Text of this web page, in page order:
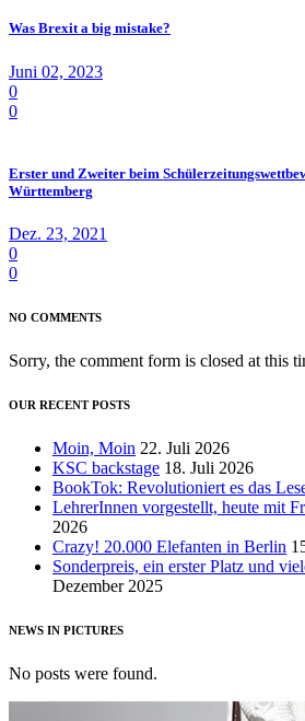
Was Brexit a big mistake?
Juni 02, 2023
0
0
Erster und Zweiter beim
Württemberg
Dez. 23, 2021
0
0
NO COMMENTS
Sorry, the comment form is closed at this
OUR RECENT POSTS
Moin, Moin 22. Juli 2026
KSC backstage 18. Juli 2026
BookTok: Revolutioniert es das
LehrerInnen vorgestellt, heute mit
2026
Crazy! 20.000 Elefanten in Berlin
Sonderpreis, ein erster Platz und
Dezember 2025
NEWS IN PICTURES
No posts were found.